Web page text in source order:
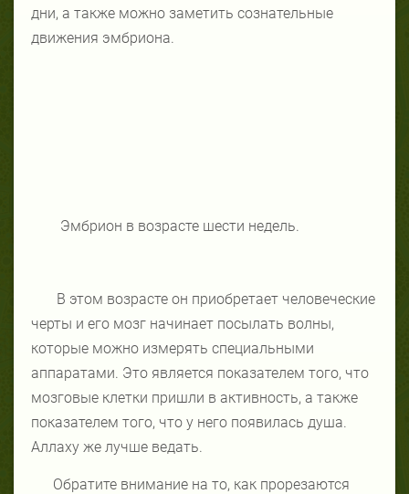
дни, а также можно заметить сознательные
движения эмбриона.
Эмбрион в возрасте шести недель.
В этом возрасте он приобретает человеческие
черты и его мозг начинает посылать волны,
которые можно измерять специальными
аппаратами. Это является показателем того, что
мозговые клетки пришли в активность, а также
показателем того, что у него появилась душа.
Аллаху же лучше ведать.
Обратите внимание на то, как прорезаются